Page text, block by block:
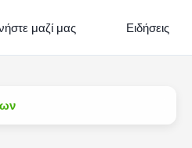
μαζί μας Ειδήσεις